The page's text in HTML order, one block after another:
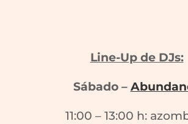
Line-Up de DJs:
Sábado –
11:00 – 13:00 h: